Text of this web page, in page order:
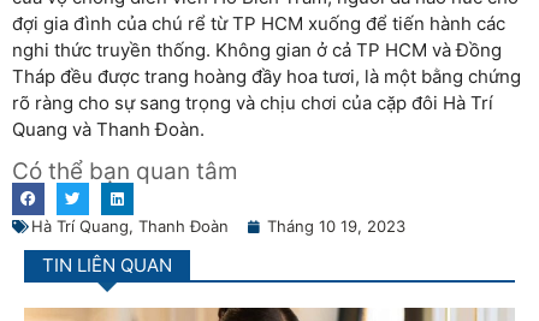
đợi gia đình của chú rể từ TP HCM xuống để tiến hành các
nghi thức truyền thống. Không gian ở cả TP HCM và Đồng
Tháp đều được trang hoàng đầy hoa tươi, là một bằng chứng
rõ ràng cho sự sang trọng và chịu chơi của cặp đôi Hà Trí
Quang và Thanh Đoàn.
Có thể bạn quan tâm
Hà Trí Quang, Thanh Đoàn Tháng 10 19, 2023
TIN LIÊN QUAN